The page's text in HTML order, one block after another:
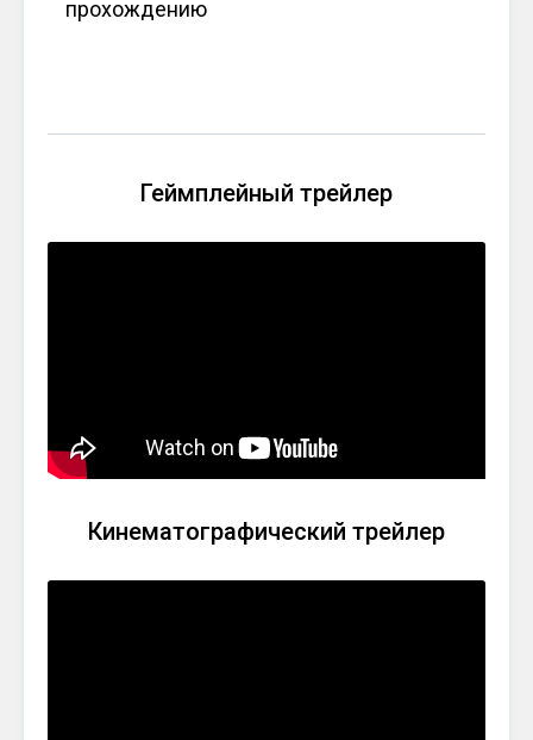
прохождению
Геймплейный трейлер
Кинематографический трейлер